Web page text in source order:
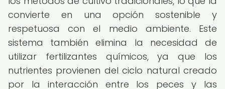
convierte en una opción sostenible y
respetuosa con el medio ambiente. Este
sistema también elimina la necesidad de
utilizar fertilizantes químicos, ya que los
nutrientes provienen del ciclo natural creado
por la interacción entre los peces y las